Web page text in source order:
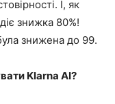
І, як
знижка 80%!
знижена до 99.
Klarna AI?